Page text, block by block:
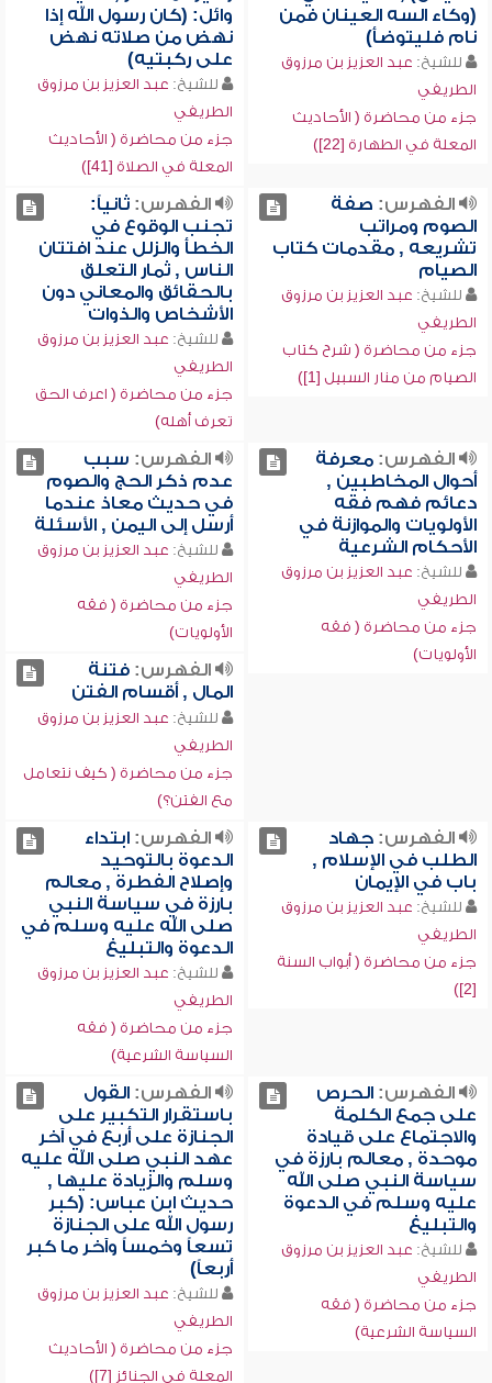
(وكاء السه العينان فمن
نام فليتوضأ)
للشيخ: عبد العزيز بن مرزوق
الطريفي
جزء من محاضرة ( الأحاديث
المعلة في الطهارة [22])
وائل: (كان رسول الله إذا
نهض من صلاته نهض
على ركبتيه)
للشيخ: عبد العزيز بن مرزوق
الطريفي
جزء من محاضرة ( الأحاديث
المعلة في الصلاة [41])
الفهرس: صفة
الصوم ومراتب
تشريعه , مقدمات كتاب
الصيام
للشيخ: عبد العزيز بن مرزوق
الطريفي
جزء من محاضرة ( شرح كتاب
الصيام من منار السبيل [1])
الفهرس:ثانياً:
تجنب الوقوع في
الخطأ والزلل عند افتتان
الناس , ثمار التعلق
بالحقائق والمعاني دون
الأشخاص والذوات
للشيخ: عبد العزيز بن مرزوق
الطريفي
جزء من محاضرة ( اعرف الحق
تعرف أهله)
الفهرس:معرفة
أحوال المخاطبين ,
دعائم فهم فقه
الأولويات والموازنة في
الأحكام الشرعية
للشيخ: عبد العزيز بن مرزوق
الطريفي
جزء من محاضرة ( فقه
الأولويات)
الفهرس: سبب
عدم ذكر الحج والصوم
في حديث معاذ عندما
أرسل إلى اليمن , الأسئلة
للشيخ: عبد العزيز بن مرزوق
الطريفي
جزء من محاضرة ( فقه
الأولويات)
الفهرس:فتنة
المال , أقسام الفتن
للشيخ: عبد العزيز بن مرزوق
الطريفي
جزء من محاضرة ( كيف نتعامل
مع الفتن؟)
الفهرس:جهاد
الطلب في الإسلام ,
باب في الإيمان
للشيخ: عبد العزيز بن مرزوق
الطريفي
جزء من محاضرة ( أبواب السنة
[2])
الفهرس:ابتداء
الدعوة بالتوحيد
وإصلاح الفطرة , معالم
بارزة في سياسة النبي
صلى الله عليه وسلم في
الدعوة والتبليغ
للشيخ: عبد العزيز بن مرزوق
الطريفي
جزء من محاضرة ( فقه
السياسة الشرعية)
الفهرس:الحرص
على جمع الكلمة
والاجتماع على قيادة
موحدة , معالم بارزة في
سياسة النبي صلى الله
عليه وسلم في الدعوة
والتبليغ
للشيخ: عبد العزيز بن مرزوق
الطريفي
جزء من محاضرة ( فقه
السياسة الشرعية)
الفهرس:القول
باستقرار التكبير على
الجنازة على أربع في آخر
عهد النبي صلى الله عليه
وسلم والزيادة عليها ,
حديث ابن عباس: (كبر
رسول الله على الجنازة
تسعاً وخمساً وآخر ما كبر
أربعاً)
للشيخ: عبد العزيز بن مرزوق
الطريفي
جزء من محاضرة ( الأحاديث
المعلة في الجنائز [7])